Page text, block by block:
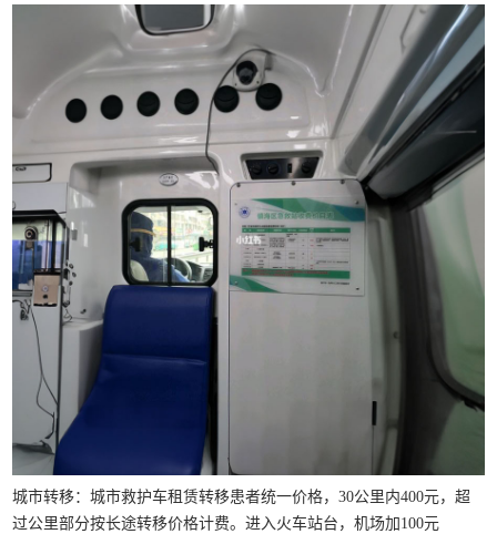
城市转移：城市救护车租赁转移患者统一价格，30公里内400元，超
过公里部分按长途转移价格计费。进入火车站台，机场加100元